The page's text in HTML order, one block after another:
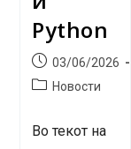
Python
Post
published:
03/06/2026
PostНовости
Во текот на